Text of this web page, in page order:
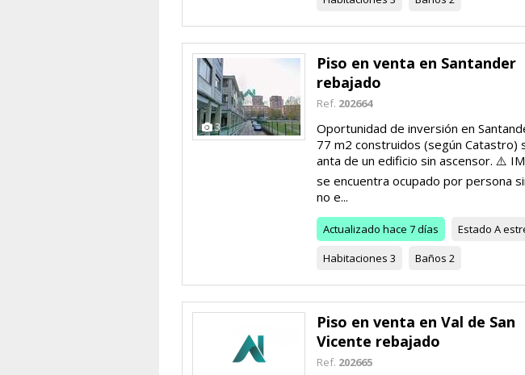
3
Piso en venta en Santander
rebajado
Ref. 202664
Oportunidad de inversión en
77 m2 construidos (según Catastro)
anta de un edificio sin ascensor. ⚠️
se encuentra ocupado por persona
no e...
Actualizado hace 7 días Estado A
Habitaciones 3 Baños 2
Piso en venta en Val de San
Vicente rebajado
Ref. 202665